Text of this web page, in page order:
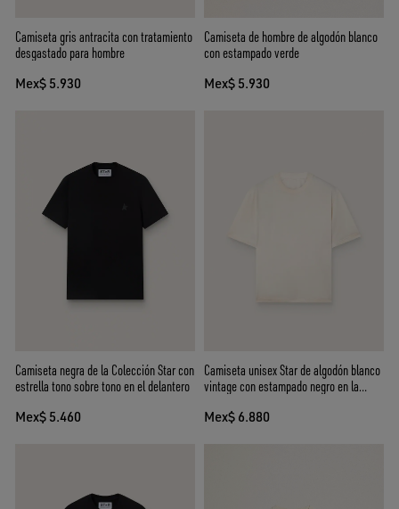
Camiseta gris antracita con tratamiento
desgastado para hombre
Mex$ 5.930
Camiseta de hombre de algodón blanco
con estampado verde
Mex$ 5.930
Camiseta negra de la Colección Star con
estrella tono sobre tono en el delantero
Mex$ 5.460
Camiseta unisex Star de algodón blanco
vintage con estampado negro en la
Mex$ 6.880